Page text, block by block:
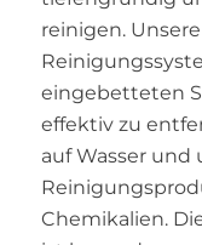
reinigen.
eingebetteten
effektiv zu
auf Wasser
Chemikalien.